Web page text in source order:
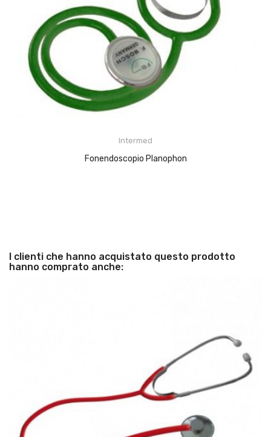
Intermed
Fonendoscopio Planophon
I clienti che hanno acquistato questo prodotto
hanno comprato anche: